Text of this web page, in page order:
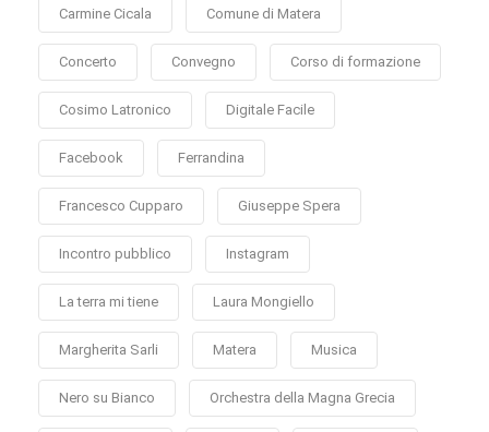
Carmine Cicala Comune di Matera
Concerto Convegno Corso di formazione
Cosimo Latronico Digitale Facile
Facebook Ferrandina
Francesco Cupparo Giuseppe Spera
Incontro pubblico Instagram
La terra mi tiene Laura Mongiello
Margherita Sarli Matera Musica
Nero su Bianco Orchestra della Magna Grecia